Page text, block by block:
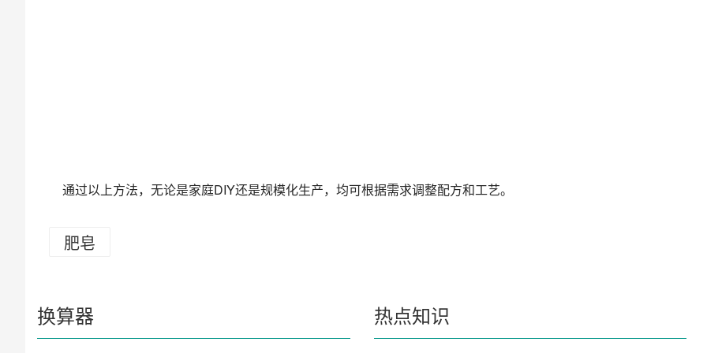
通过以上方法，无论是家庭DIY还是规模化生产，均可根据需求调整配方和工艺。
肥皂
换算器 热点知识